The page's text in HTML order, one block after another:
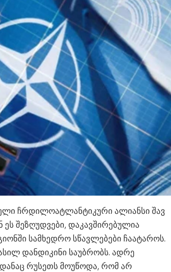
ჩრდილოატლანტიკური ალიანსი შავ
ეს შეზღუდვები, დაკავშირებულია
სამხედრო სწავლებები ჩაატაროს.
დანდიკინი საუბრობს. ადრე
რუსეთს მოუწოდა, რომ არ